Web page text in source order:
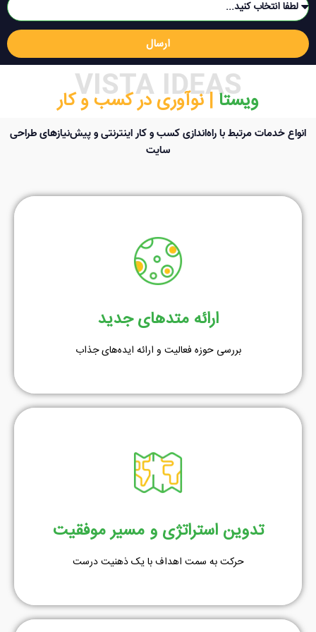
ارسال
VISTA IDEAS
ویستا ‌ | نوآوری در کسب و کار
انواع خدمات مرتبط با راه‌اندازی کسب و کار اینترنتی و پیش‌نیازهای طراحی
سایت
ارائه متدهای جدید
بررسی حوزه فعالیت و ارائه ایده‌های جذاب
ویستا | مشاوره
شما می توانید از طریق راه های ارتباطی گفته شده در سایت، با
کارشناسان ما ارتباط برقرار کنید.
۰۲۱-۸۸۶۷۴۶۶۵
تدوین استراتژی و مسیر موفقیت
حرکت به سمت اهداف با یک ذهنیت درست